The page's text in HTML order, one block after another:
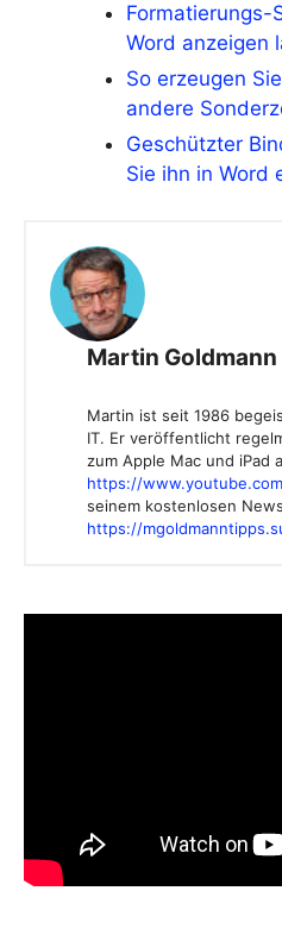
Formatierungs-
Word anzeigen
So erzeugen
andere
Geschützter
Sie ihn in Word
Martin Goldmann
Martin ist seit 1986
IT. Er veröffentlicht
zum Apple Mac und iPad
https://
seinem kostenlosen
https://